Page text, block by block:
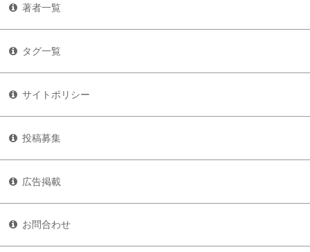
著者一覧
タグ一覧
サイトポリシー
投稿募集
広告掲載
お問合わせ